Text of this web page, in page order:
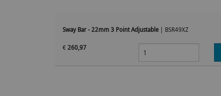
Sway Bar - 22mm 3 Point Adjustable| BSR49XZ
€ 260,97